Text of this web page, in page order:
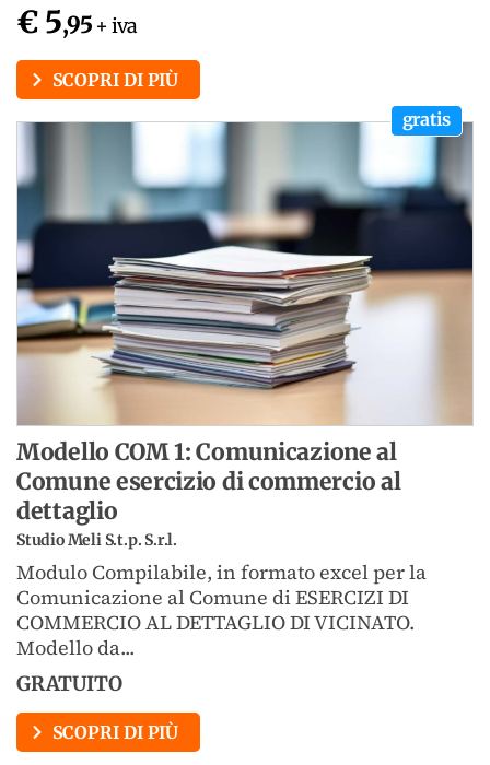
€ 5,95 + iva
SCOPRI DI PIÙ
gratis
Modello COM 1: Comunicazione al
Comune esercizio di commercio al
dettaglio
Studio Meli S.t.p. S.r.l.
Modulo Compilabile, in formato excel per la
Comunicazione al Comune di ESERCIZI DI
COMMERCIO AL DETTAGLIO DI VICINATO.
Modello da...
GRATUITO
SCOPRI DI PIÙ